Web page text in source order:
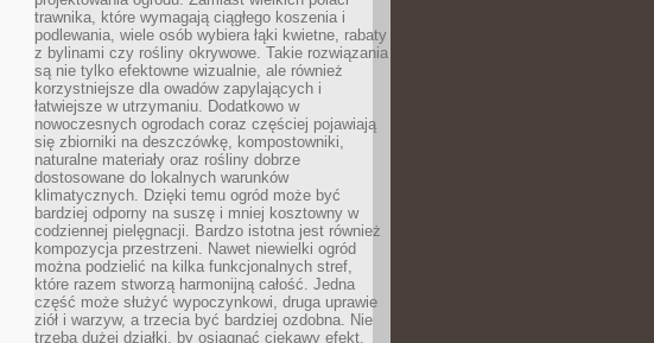
trawnika, które wymagają ciągłego koszenia i
podlewania, wiele osób wybiera łąki kwietne, rabaty
z bylinami czy rośliny okrywowe. Takie rozwiązania
są nie tylko efektowne wizualnie, ale również
korzystniejsze dla owadów zapylających i
łatwiejsze w utrzymaniu. Dodatkowo w
nowoczesnych ogrodach coraz częściej pojawiają
się zbiorniki na deszczówkę, kompostowniki,
naturalne materiały oraz rośliny dobrze
dostosowane do lokalnych warunków
klimatycznych. Dzięki temu ogród może być
bardziej odporny na suszę i mniej kosztowny w
codziennej pielęgnacji. Bardzo istotna jest również
kompozycja przestrzeni. Nawet niewielki ogród
można podzielić na kilka funkcjonalnych stref,
które razem stworzą harmonijną całość. Jedna
część może służyć wypoczynkowi, druga uprawie
ziół i warzyw, a trzecia być bardziej ozdobna. Nie
trzeba dużej działki, by osiągnąć ciekawy efekt.